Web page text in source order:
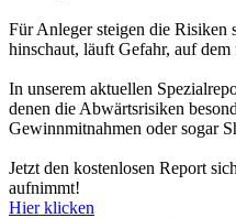
Für Anleger steigen die Risiken
hinschaut, läuft Gefahr, auf
In unserem aktuellen
denen die Abwärtsrisiken
Gewinnmitnahmen oder sogar
Jetzt den kostenlosen Report
aufnimmt!
Hier klicken